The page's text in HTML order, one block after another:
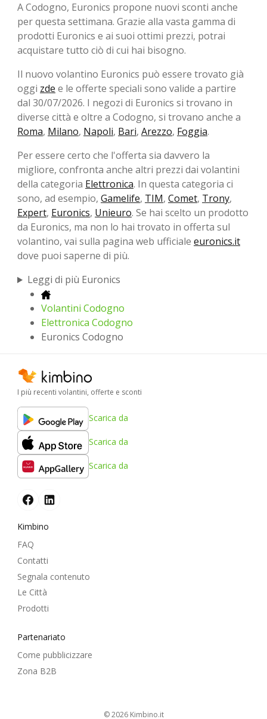
A Codogno, Euronics propone nuovi sconti anche
per questa settimana. Grazie alla vasta gamma di
prodotti Euronics e ai suoi ottimi prezzi, potrai
acquistare tutto ciò di cui hai bisogno.
Il nuovo volantino Euronics può essere trovato già
oggi zde e le offerte speciali sono valide a partire
dal 30/07/2026. I negozi di Euronics si trovano in
diverse città e oltre a Codogno, si trovano anche a
Roma, Milano, Napoli, Bari, Arezzo, Foggia.
Per essere certo che l'offerta sia davvero la
migliore, confronta anche altri prezzi dai volantini
della categoria Elettronica. In questa categoria ci
sono, ad esempio, Gamelife, TIM, Comet, Trony,
Expert, Euronics, Unieuro. Se hai scelto un prodotto
da Euronics, ma non lo hai trovato in offerta sul
volantino, vai sulla pagina web ufficiale euronics.it
dove puoi saperne di più.
Leggi di più Euronics
Volantini Codogno
Elettronica Codogno
Euronics Codogno
I più recenti volantini, offerte e sconti
Scarica da
Scarica da
Scarica da
Kimbino
FAQ
Contatti
Segnala contenuto
Le Città
Prodotti
Partenariato
Come pubblicizzare
Zona B2B
© 2026 kimbino.it